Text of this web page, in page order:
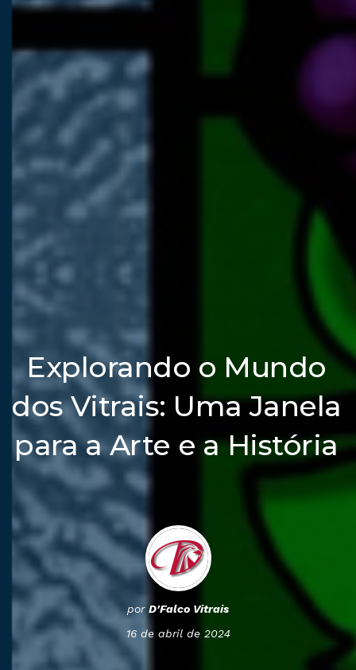
Explorando o Mundo
dos Vitrais: Uma Janela
para a Arte e a História
por D'Falco Vitrais
16 de abril de 2024